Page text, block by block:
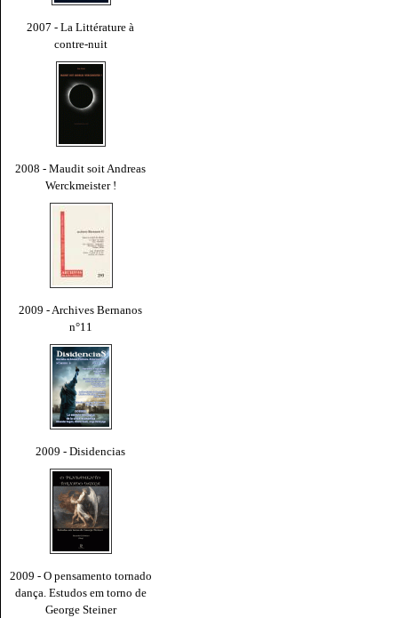
2007 - La Littérature à
contre-nuit
2008 - Maudit soit Andreas
Werckmeister !
2009 - Archives Bernanos
n°11
2009 - Disidencias
2009 - O pensamento tornado
dança. Estudos em torno de
George Steiner